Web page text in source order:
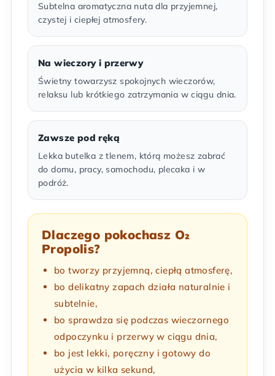
Subtelna aromatyczna nuta dla przyjemnej,
czystej i ciepłej atmosfery.
Na wieczory i przerwy
Świetny towarzysz spokojnych wieczorów,
relaksu lub krótkiego zatrzymania w ciągu dnia.
Zawsze pod ręką
Lekka butelka z tlenem, którą możesz zabrać
do domu, pracy, samochodu, plecaka i w
podróż.
Dlaczego pokochasz O₂
Propolis?
bo tworzy przyjemną, ciepłą atmosferę,
bo delikatny zapach działa naturalnie i
subtelnie,
bo sprawdza się podczas wieczornego
odpoczynku i przerwy w ciągu dnia,
bo jest lekki, poręczny i gotowy do
użycia w kilka sekund,